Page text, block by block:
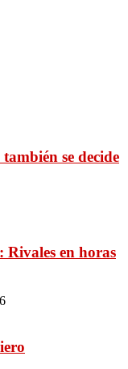
se decide
en horas